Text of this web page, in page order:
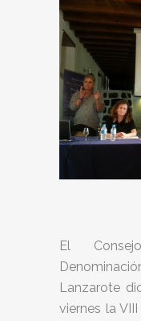
El
Lanzarote
viernes la